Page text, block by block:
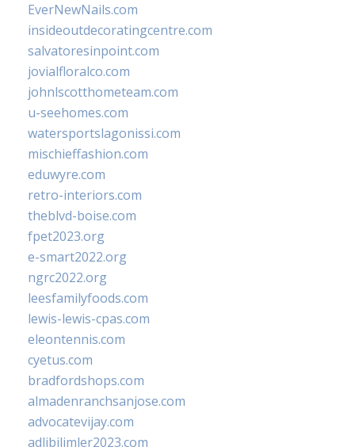
EverNewNails.com
insideoutdecoratingcentre.com
salvatoresinpoint.com
jovialfloralco.com
johnlscotthometeam.com
u-seehomes.com
watersportslagonissi.com
mischieffashion.com
eduwyre.com
retro-interiors.com
theblvd-boise.com
fpet2023.org
e-smart2022.org
ngrc2022.org
leesfamilyfoods.com
lewis-lewis-cpas.com
eleontennis.com
cyetus.com
bradfordshops.com
almadenranchsanjose.com
advocatevijay.com
adlibilimler2023.com